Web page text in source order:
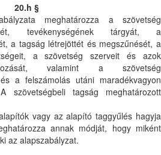
20.h §
meghatározza a szövetség
tevékenységének tárgyát, a
a tagság létrejöttét és megszűnését, a
a szövetség szerveit és azok
valamint a szövetség
a felszámolás utáni maradékvagyon
szövetségbeli tagság meghatározott
vagy az alapító taggyűlés hagyja
annak módját, hogy miként
az alapszabályzat.